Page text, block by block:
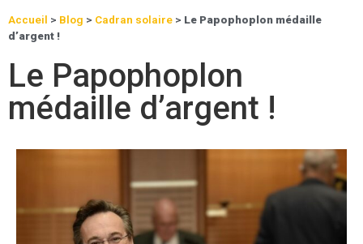
Accueil > Blog > Cadran solaire > Le Papophoplon médaille
d’argent !
Le Papophoplon
médaille d’argent !